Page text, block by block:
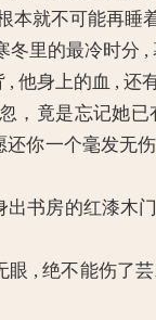
本就不可能再睡
的最冷时分 ,
身上的血 , 还
竟是忘记她已
你一个毫发无
房的红漆木门
, 绝不能伤了芸